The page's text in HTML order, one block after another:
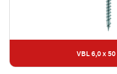
VBL 6,0 x